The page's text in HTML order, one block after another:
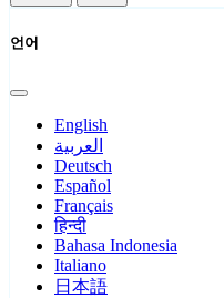
언어
English
العربية
Deutsch
Español
Français
हिन्दी
Bahasa Indonesia
Italiano
日本語